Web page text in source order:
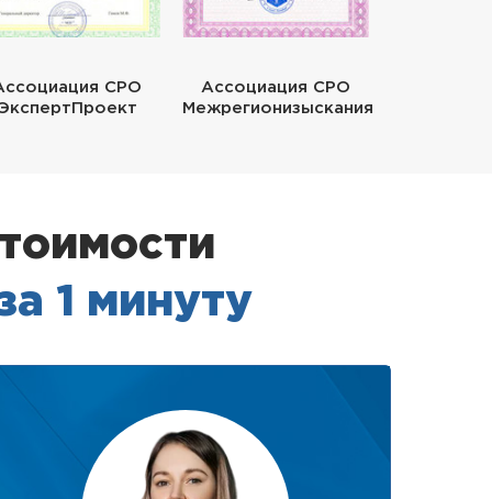
СРО
Ассоциация СРО
Межрегионизыскания
1 минуту